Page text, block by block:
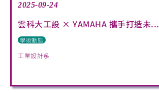
2025-09-24
雲科大工設 × YAMAHA 攜手打造未...
學術動態
工業設計系